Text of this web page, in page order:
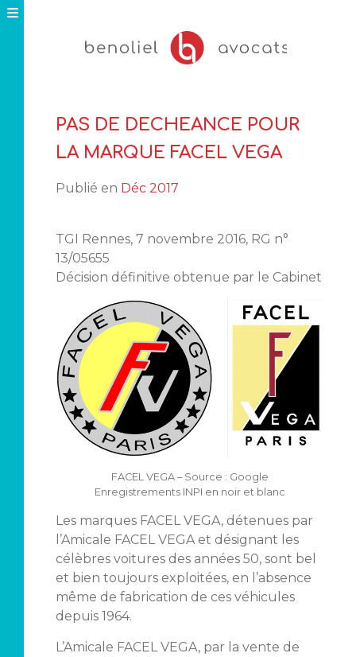
PAS DE DECHEANCE POUR
LA MARQUE FACEL VEGA
Publié en Déc 2017
TGI Rennes, 7 novembre 2016, RG n°
13/05655
Décision définitive obtenue par le Cabinet
FACEL VEGA – Source : Google
Enregistrements INPI en noir et blanc
Les marques FACEL VEGA, détenues par
l’Amicale FACEL VEGA et désignant les
célèbres voitures des années 50, sont bel
et bien toujours exploitées, en l’absence
même de fabrication de ces véhicules
depuis 1964.
L’Amicale FACEL VEGA, par la vente de